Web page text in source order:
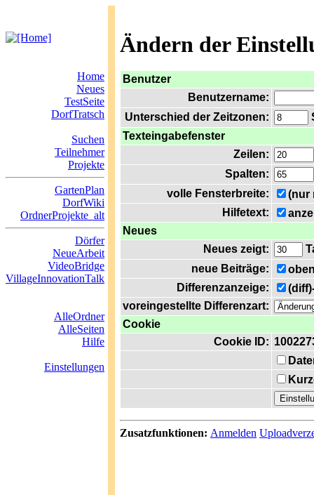
Ändern der
Home
Neues
TestSeite
DorfTratsch
Suchen
Teilnehmer
Projekte
GartenPlan
DorfWiki
OrdnerProjekte_alt
Dörfer
NeueArbeit
VideoBridge
VillageInnovationTalk
AlleOrdner
AlleSeiten
Hilfe
Einstellungen
Benutzer
Benutzername:
Unterschied der Zeitzonen:
Texteingabefenster
Zeilen:
Spalten:
volle Fensterbreite:
(nur
Hilfetext:
Neues
Neues zeigt:
neue Beiträge:
Differenzanzeige:
voreingestellte Differenzart:
Cookie
Cookie ID:
Zusatzfunktionen: Anmelden